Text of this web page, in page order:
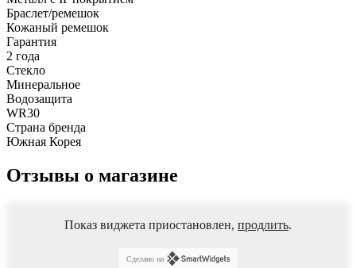
Браслет/ремешок
Кожаный ремешок
Гарантия
2 года
Стекло
Минеральное
Водозащита
WR30
Страна бренда
Южная Корея
Отзывы о магазине
Показ виджета приостановлен, продлить.
Сделано на